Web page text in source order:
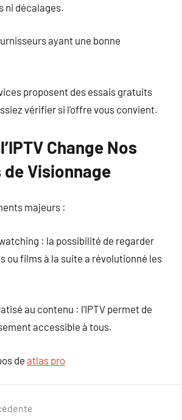
ni décalages.
ayant une bonne
proposent des essais gratuits
vérifier si l’offre vous convient.
Change Nos
Visionnage
majeurs :
: la possibilité de regarder
ou films à la suite a révolutionné les
au contenu : l’IPTV permet de
accessible à tous.
de atlas pro